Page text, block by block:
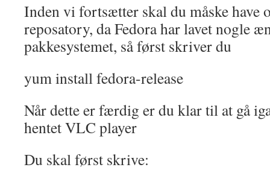
Inden vi fortsætter skal du måske have
reposatory, da Fedora har lavet nogle
pakkesystemet, så først skriver du
yum install fedora-release
Når dette er færdig er du klar til at gå
hentet VLC player
Du skal først skrive: